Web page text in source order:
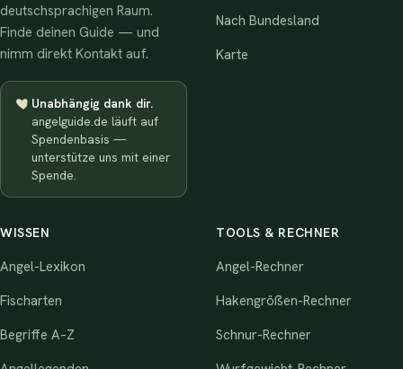
deutschsprachigen Raum.
Finde deinen Guide — und
nimm direkt Kontakt auf.
Unabhängig dank dir.
angelguide.de läuft auf
Spendenbasis —
unterstütze uns mit einer
Spende.
Nach Bundesland
Karte
WISSEN
Angel-Lexikon
Fischarten
Begriffe A–Z
TOOLS & RECHNER
Angel-Rechner
Hakengrößen-Rechner
Schnur-Rechner